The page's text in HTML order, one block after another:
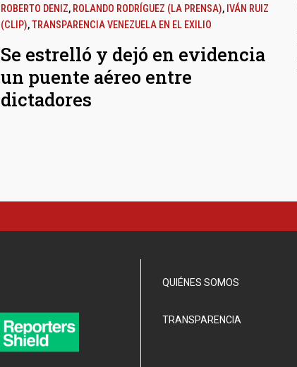
ROBERTO DENIZ, ROLANDO RODRÍGUEZ (LA PRENSA), IVÁN RUIZ
(CLIP),TRANSPARENCIA VENEZUELA EN EL EXILIO
Se estrelló y dejó en evidencia
un puente aéreo entre
dictadores
QUIÉNES SOMOS
TRANSPARENCIA